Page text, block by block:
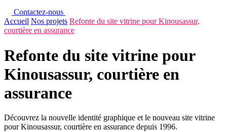
Contactez-nous
Accueil Nos projets Refonte du site vitrine pour Kinousassur,
courtière en assurance
Refonte du site vitrine pour
Kinousassur, courtière en
assurance
Découvrez la nouvelle identité graphique et le nouveau site vitrine
pour Kinousassur, courtière en assurance depuis 1996.